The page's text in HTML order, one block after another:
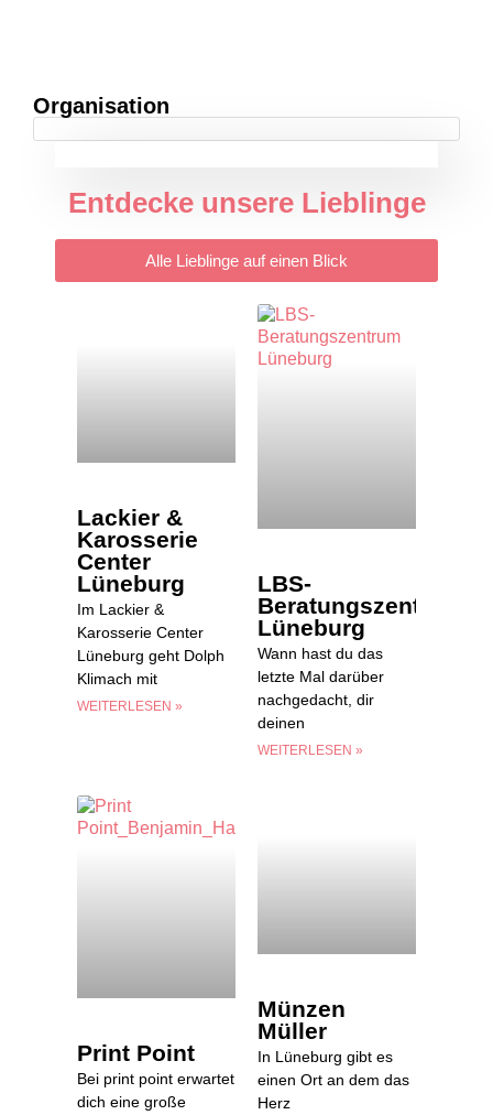
Entdecke unsere Lieblinge
Alle Lieblinge auf einen Blick
Lackier &
Karosserie
Center
Lüneburg
Im Lackier &
Karosserie Center
Lüneburg geht Dolph
Klimach mit
WEITERLESEN »
LBS-
Beratungszentrum
Lüneburg
Wann hast du das
letzte Mal darüber
nachgedacht, dir
deinen
WEITERLESEN »
Print Point
Bei print point erwartet
dich eine große
Münzen
Müller
In Lüneburg gibt es
einen Ort an dem das
Herz
Organisation